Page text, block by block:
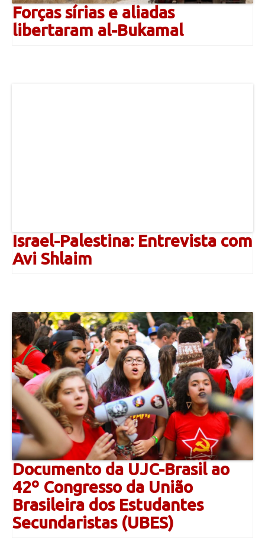
Forças sírias e aliadas
libertaram al-Bukamal
Israel-Palestina: Entrevista com
Avi Shlaim
Documento da UJC-Brasil ao
42º Congresso da União
Brasileira dos Estudantes
Secundaristas (UBES)